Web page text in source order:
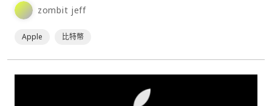
zombit jeff
Apple 比特幣